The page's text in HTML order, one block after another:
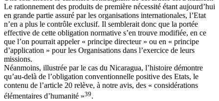
Le rationnement des produits de première nécessité étant aujourd’hui
en grande partie assuré par les organisations internationales, l’Etat
n’en a plus le contrôle exclusif. Il semblerait donc que la portée
effective de cette obligation normative s’en trouve modifiée, en ce
que l’on pourrait appeler « principe directeur » ou en « principe
d’application » pour les Organisations dans l’exercice de leurs
missions.
Néanmoins, illustrée par le cas du Nicaragua, l’histoire démontre
qu’au-delà de l’obligation conventionnelle positive des Etats, le
contenu de l’article 20 relève, à notre avis, des « considérations
élémentaires d’humanité »39.